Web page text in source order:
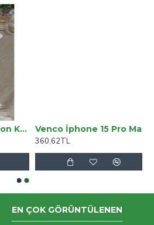
Yenidoğan Tericotton Kumaş Multi Mevsimlik Bebek Battaniyesi Kundak
Venco İphone 15 Pro Max Viper Kapak - Titan Gri
360,62TL
EN ÇOK GÖRÜNTÜLENEN